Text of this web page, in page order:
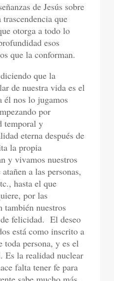
de Jesús sobre
que
otorga a todo lo
esos
que la conforman.
que la
de nuestra vida es el
él nos lo jugamos
por
temporal y
eterna después de
la propia
y vivamos nuestros
a las personas,
hasta el que
por las
también nuestros
felicidad. El deseo
está como inscrito a
toda persona, y es el
Es la realidad nuclear
falta tener fe para